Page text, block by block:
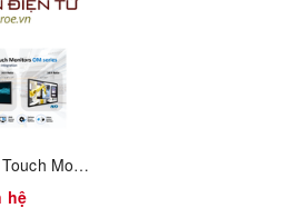
OM Industrial Touch Monitors
hệ